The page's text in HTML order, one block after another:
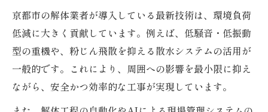
京都市の解体業者が導入している最新技術は、環境負荷
低減に大きく貢献しています。例えば、低騒音・低振動
型の重機や、粉じん飛散を抑える散水システムの活用が
一般的です。これにより、周囲への影響を最小限に抑え
ながら、安全かつ効率的な工事が実現しています。